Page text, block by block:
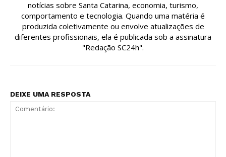
notícias sobre Santa Catarina, economia, turismo,
comportamento e tecnologia. Quando uma matéria é
produzida coletivamente ou envolve atualizações de
diferentes profissionais, ela é publicada sob a assinatura
"Redação SC24h".
DEIXE UMA RESPOSTA